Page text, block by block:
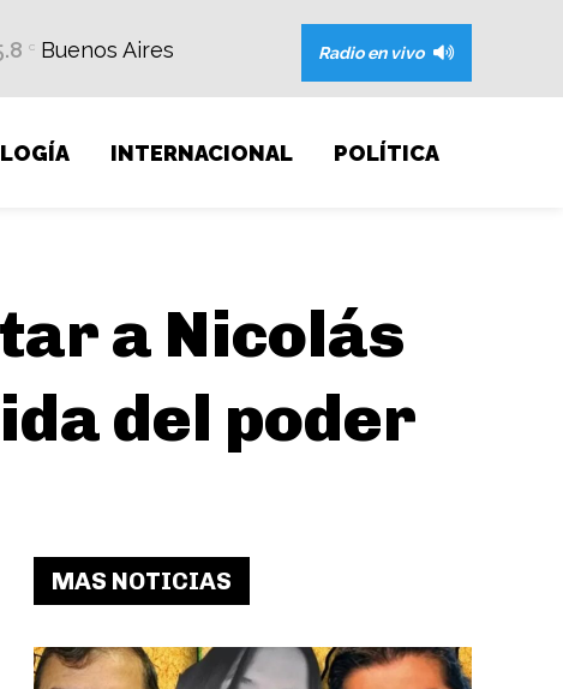
C Buenos Aires Radio en vivo
INTERNACIONAL POLÍTICA
a Nicolás
del poder
MAS NOTICIAS